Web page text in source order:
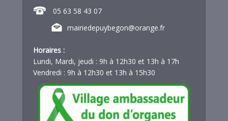
05 63 58 43 07
mairiedepuybegon@orange.fr
Horaires :
Lundi, Mardi, jeudi : 9h à 12h30 et 13h à 17h
Vendredi : 9h à 12h30 et 13h à 15h30